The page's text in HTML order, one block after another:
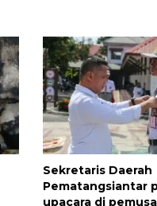
Sekretaris Daerah
Pematangsiantar
upacara di